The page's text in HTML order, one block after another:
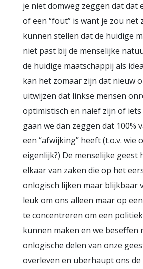
je niet domweg zeggen dat dat
of een “fout” is want je zou net
kunnen stellen dat de huidige
niet past bij de menselijke
de huidige maatschappij als
kan het zomaar zijn dat nieuw
uitwijzen dat linkse mensen
optimistisch en naief zijn of iets
gaan we dan zeggen dat 100%
een “afwijking” heeft (t.o.v. wie
eigenlijk?) De menselijke geest
elkaar van zaken die op het
onlogisch lijken maar blijkbaar
leuk om ons alleen maar op
te concentreren om een
kunnen maken en we beseffen
onlogische delen van onze
overleven en uberhaupt ons